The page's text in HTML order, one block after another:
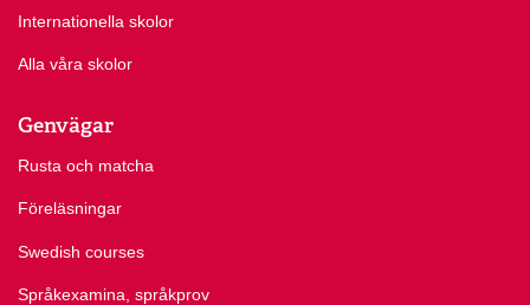
Internationella skolor
Alla våra skolor
Genvägar
Rusta och matcha
Föreläsningar
Swedish courses
Språkexamina, språkprov